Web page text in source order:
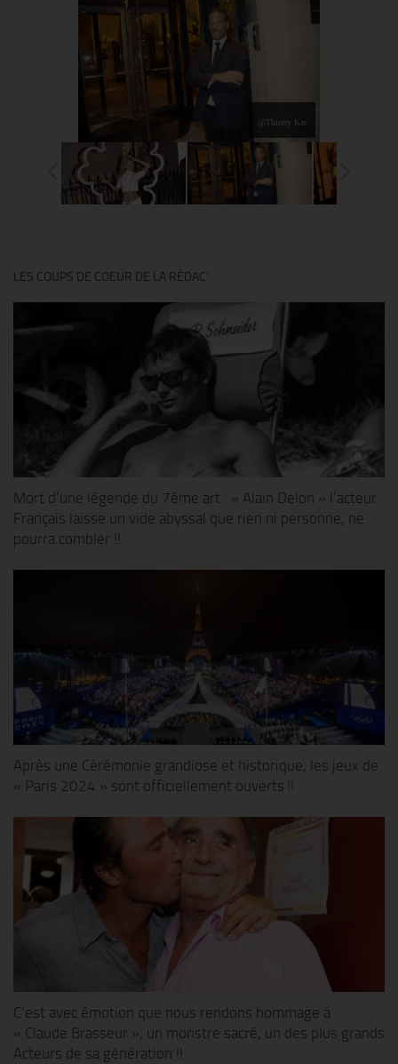
@Thierry Ker
LES COUPS DE COEUR DE LA RÉDAC’
Mort d’une légende du 7ème art : « Alain Delon » l’acteur
Français laisse un vide abyssal que rien ni personne, ne
pourra combler !!
Après une Cérémonie grandiose et historique, les jeux de
« Paris 2024 » sont officiellement ouverts !!
C’est avec émotion que nous rendons hommage à
« Claude Brasseur », un monstre sacré, un des plus grands
Acteurs de sa génération !!